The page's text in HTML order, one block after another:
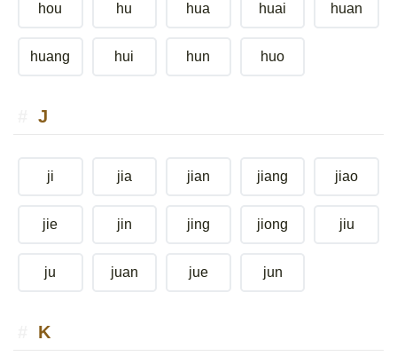
hou hu hua huai huan
huang hui hun huo
J
ji jia jian jiang jiao
jie jin jing jiong jiu
ju juan jue jun
K